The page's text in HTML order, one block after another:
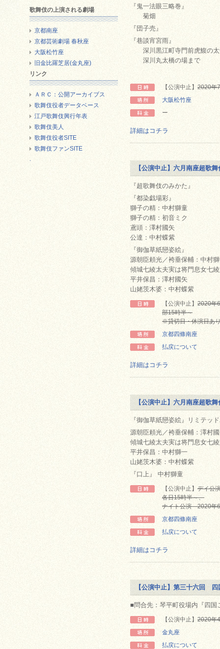
『鬼一法眼三略巻』
菊畑
『団子売』
『巷談宵宮雨』
深川黒江町寺門前虎鰒の太
深川丸太橋の場まで
【公演中止】 2020年
大阪松竹座
ー
詳細はコチラ
【公演中止】六月南座超歌
『超歌舞伎のみかた』
『都染戯場彩』
獅子の精：中村獅童
獅子の精：初音ミク
鳶頭：澤村國矢
公達：中村蝶紫
『御伽草紙戀姿絵』
源朝臣頼光／袴垂保輔：中村
傾城七綾太夫実は将門息女七
平井保昌：澤村國矢
山姥茨木婆：中村蝶紫
【公演中止】 2020年
部15時半～
※貸切日・休演日あ
京都四條南座
払戻について
詳細はコチラ
【公演中止】六月南座超
『御伽草紙戀姿絵』リミテッ
源朝臣頼光／袴垂保輔：澤村
傾城七綾太夫実は将門息女七
平井保昌：中村獅一
山姥茨木婆：中村蝶紫
『口上』 中村獅童
【公演中止】 デイ公
各日15時半～、
ナイト公演 2020年
京都四條南座
払戻について
詳細はコチラ
【公演中止】第三十六回
■問合先：琴平町役場内『四
【公演中止】 2020年
金丸座
払戻について
歌舞伎の上演される劇場
京都南座
京都芸術劇場 春秋座
大阪松竹座
旧金比羅芝居(金丸座)
リンク
ＡＲＣ：公開アーカイブス
歌舞伎役者データベース
江戸歌舞伎興行年表
歌舞伎美人
歌舞伎役者SITE
歌舞伎ファンSITE
.